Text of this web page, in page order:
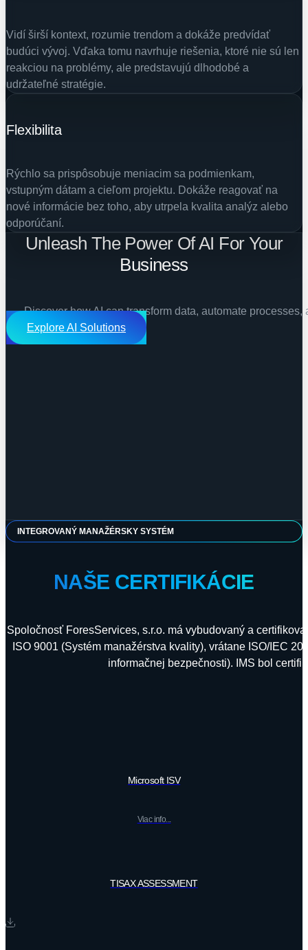
Vidí širší kontext, rozumie trendom a dokáže predvídať
budúci vývoj. Vďaka tomu navrhuje riešenia, ktoré nie sú len
reakciou na problémy, ale predstavujú dlhodobé a
udržateľné stratégie.
Flexibilita
Rýchlo sa prispôsobuje meniacim sa podmienkam,
vstupným dátam a cieľom projektu. Dokáže reagovať na
nové informácie bez toho, aby utrpela kvalita analýz alebo
odporúčaní.
Unleash The Power Of AI For Your
Business
Discover how AI can transform data, automate
Explore AI Solutions
INTEGROVANÝ MANAŽÉRSKY SYSTÉM
NAŠE CERTIFIKÁCIE
Spoločnosť ForesServices, s.r.o. má vybudovaný a
ISO 9001 (Systém manažérstva kvality), vrátane ISO/IEC
informačnej bezpečnosti). IMS bol
Microsoft ISV
Viac info...
TISAX ASSESSMENT